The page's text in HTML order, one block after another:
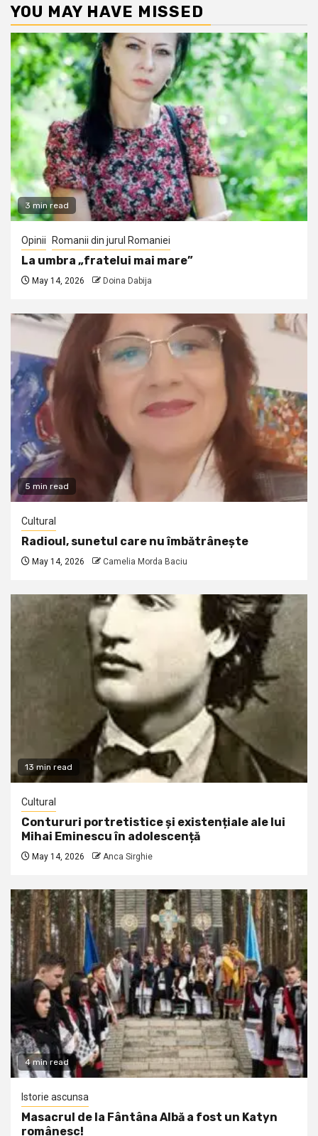
YOU MAY HAVE MISSED
3 min read
Opinii Romanii din jurul Romaniei
La umbra „fratelui mai mare”
May 14, 2026 Doina Dabija
5 min read
Cultural
Radioul, sunetul care nu îmbătrânește
May 14, 2026 Camelia Morda Baciu
13 min read
Cultural
Contururi portretistice și existențiale ale lui
Mihai Eminescu în adolescență
May 14, 2026 Anca Sirghie
4 min read
Istorie ascunsa
Masacrul de la Fântâna Albă a fost un Katyn
românesc!